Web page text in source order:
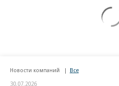
Новости компаний Все
30.07.2026